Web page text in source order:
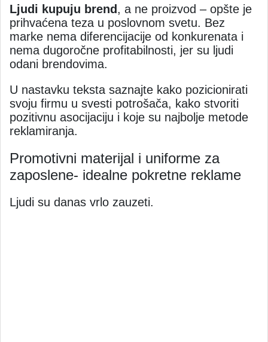
Ljudi kupuju brend , a ne proizvod – opšte je
prihvaćena teza u poslovnom svetu. Bez
marke nema diferencijacije od konkurenata i
nema dugoročne profitabilnosti, jer su ljudi
odani brendovima.
U nastavku teksta saznajte kako pozicionirati
svoju firmu u svesti potrošača, kako stvoriti
pozitivnu asocijaciju i koje su najbolje metode
reklamiranja.
Promotivni materijal i uniforme za
zaposlene- idealne pokretne reklame
Ljudi su danas vrlo zauzeti.